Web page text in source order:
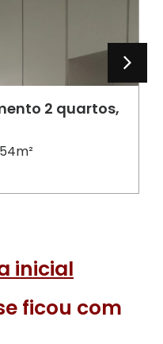
2 quartos,
54m²
inicial
ficou com